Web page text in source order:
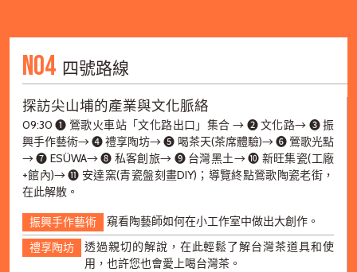
NO4 四號路線
探訪尖山埔的產業與文化脈絡
09:30 ➊ 鶯歌火車站「文化路出口」集合 → ➋ 文化路→ ➌ 振
興手作藝術→ ➍ 禮享陶坊→ ➎ 喝茶天(茶席體驗)→ ➏ 鶯歌光點
→ ➐ ESÜWA→ ➑ 私客創旅→ ➒ 台灣黑土→ ➓ 新旺集瓷(工廠
+館內)→ ⓫ 安達窯(青瓷盤刻畫DIY)；導覽終點鶯歌陶瓷老街，
在此解散。
振興手作藝術
窺看陶藝師如何在小工作室中做出大創作。
禮享陶坊
透過親切的解說，在此輕鬆了解台灣茶道具和使
用，也許您也會愛上喝台灣茶。